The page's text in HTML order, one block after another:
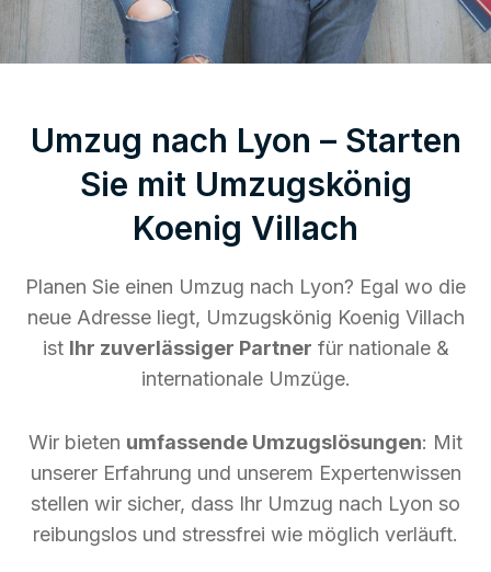
Umzug nach Lyon – Starten
Sie mit Umzugskönig
Koenig Villach
Planen Sie einen Umzug nach Lyon? Egal wo die
neue Adresse liegt, Umzugskönig Koenig Villach
ist Ihr zuverlässiger Partner für nationale &
internationale Umzüge.
Wir bieten umfassende Umzugslösungen: Mit
unserer Erfahrung und unserem Expertenwissen
stellen wir sicher, dass Ihr Umzug nach Lyon so
reibungslos und stressfrei wie möglich verläuft.